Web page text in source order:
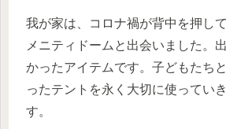
我が家は、コロナ禍が背中を押し
メニティドームと出会いました。
かったアイテムです。子どもたち
ったテントを永く大切に使ってい
す。